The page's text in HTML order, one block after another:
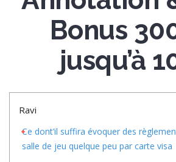
Bonus
jusqu’à
Ravi
Ce dont’il suffira évoquer des
salle de jeu quelque peu par carte visa